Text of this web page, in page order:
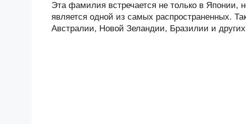
Эта фамилия встречается не только в Японии,
является одной из самых распространенных.
Австралии, Новой Зеландии, Бразилии и других